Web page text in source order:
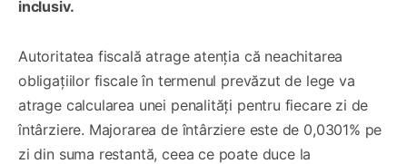
inclusiv.
Autoritatea fiscală atrage atenția că neachitarea
obligațiilor fiscale în termenul prevăzut de lege va
atrage calcularea unei penalități pentru fiecare zi de
întârziere. Majorarea de întârziere este de 0,0301% pe
zi din suma restantă, ceea ce poate duce la